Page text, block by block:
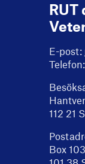
RUT
E-post:
Telefon:
112 21
Box